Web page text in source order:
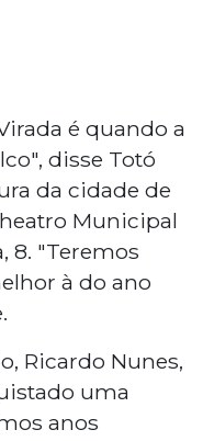
é quando a
disse Totó
da cidade de
Municipal
8. "Teremos
à do ano
Ricardo Nunes,
uma
anos